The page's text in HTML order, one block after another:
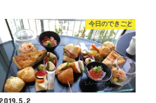
今日のできごと
2019.5.2